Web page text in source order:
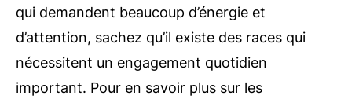
qui demandent beaucoup d’énergie et
d’attention, sachez qu’il existe des races qui
nécessitent un engagement quotidien
important. Pour en savoir plus sur les